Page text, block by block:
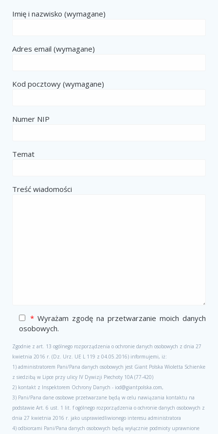
Imię i nazwisko (wymagane)
Adres email (wymagane)
Kod pocztowy (wymagane)
Numer NIP
Temat
Treść wiadomości
* Wyrażam zgodę na przetwarzanie moich danych
osobowych.
Zgodnie z art. 13 ogólnego rozporządzenia o ochronie danych osobowych z dnia 27
kwietnia 2016 r. (Dz. Urz. UE L 119 z 04.05.2016) informujemi, iż:
1) administratorem Pani/Pana danych osobowych jest Giant Polska Wioletta Schienke
z siedzibą w Lipce przy ulicy IV Dywizji Piechoty 10A (77-420)
2) kontakt z Inspektorem Ochrony Danych - iod@giantpolska.com,
3) Pani/Pana dane osobowe przetwarzane będą w celu nawiązania kontaktu na
podstawie Art. 6 ust. 1 lit. f ogólnego rozporządzenia o ochronie danych osobowych z
dnia 27 kwietnia 2016 r. jako usprawiedliwionego interesu administratora
4) odbiorcami Pani/Pana danych osobowych będą wyłącznie podmioty uprawnione